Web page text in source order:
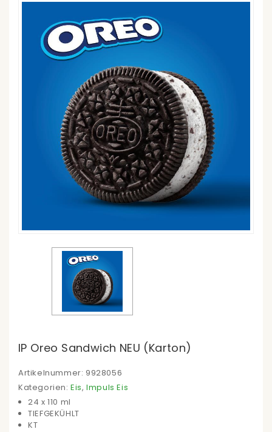
IP Oreo Sandwich NEU (Karton)
Artikelnummer: 9928056
Kategorien:Eis,Impuls Eis
24 x 110 ml
TIEFGEKÜHLT
KT